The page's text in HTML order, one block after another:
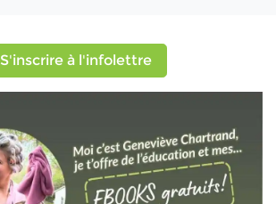
S'inscrire à l'infolettre